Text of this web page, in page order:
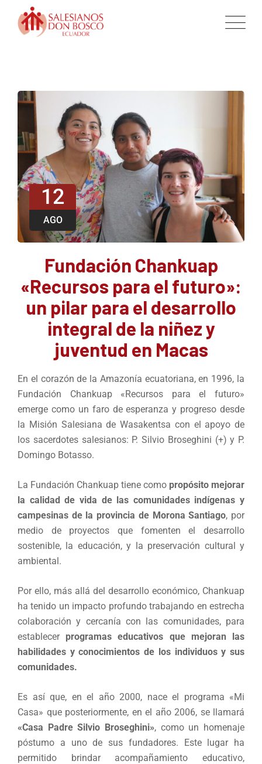
12
AGO
Fundación Chankuap
«Recursos para el futuro»:
un pilar para el desarrollo
integral de la niñez y
juventud en Macas
En el corazón de la Amazonía ecuatoriana, en 1996, la
Fundación Chankuap «Recursos para el futuro»
emerge como un faro de esperanza y progreso desde
la Misión Salesiana de Wasakentsa con el apoyo de
los sacerdotes salesianos: P. Silvio Broseghini (+) y P.
Domingo Botasso.
La Fundación Chankuap tiene como propósito mejorar
la calidad de vida de las comunidades indígenas y
campesinas de la provincia de Morona Santiago, por
medio de proyectos que fomenten el desarrollo
sostenible, la educación, y la preservación cultural y
ambiental.
Por ello, más allá del desarrollo económico, Chankuap
ha tenido un impacto profundo trabajando en estrecha
colaboración y cercanía con las comunidades, para
establecer programas educativos que mejoran las
habilidades y conocimientos de los individuos y sus
comunidades.
Es así que, en el año 2000, nace el programa «Mi
Casa» que posteriormente, en el año 2006, se llamará
«Casa Padre Silvio Broseghini», como un homenaje
póstumo a uno de sus fundadores. Este lugar ha
permitido brindar acompañamiento educativo,